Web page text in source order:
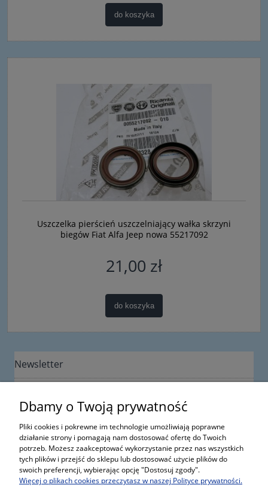
do koszyka
Uszczelka pierścień uszczelniający wałka skrzyni
biegów Fiat Alfa Jeep nowa 55217092
21,00 zł
do koszyka
Newsletter
Informacje
Moje konto
Dbamy o Twoją prywatność
Pliki cookies i pokrewne im technologie umożliwiają poprawne
działanie strony i pomagają nam dostosować ofertę do Twoich
potrzeb. Możesz zaakceptować wykorzystanie przez nas wszystkich
tych plików i przejść do sklepu lub dostosować użycie plików do
swoich preferencji, wybierając opcję "Dostosuj zgody".
Więcej o plikach cookies przeczytasz w naszej Polityce prywatności.